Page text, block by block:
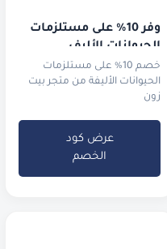
وفر 10% على مستلزمات
الحيوانات الأليف
خصم 10% على مستلزمات
الحيوانات الأليفة من متجر بيت
زون
عرض كود
الخصم